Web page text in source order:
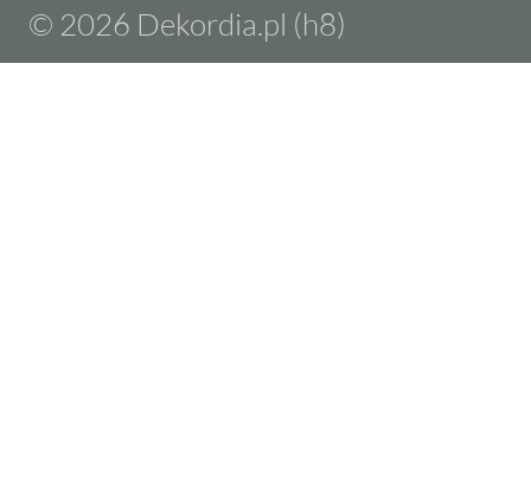
© 2026 Dekordia.pl (h8)